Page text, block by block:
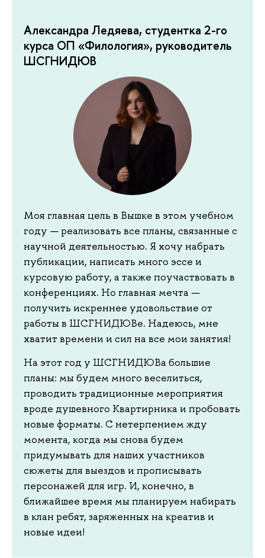
Александра Ледяева, студентка 2-го
курса ОП «Филология», руководитель
ШСГНИДЮВ
Моя главная цель в Вышке в этом учебном
году — реализовать все планы, связанные с
научной деятельностью. Я хочу набрать
публикации, написать много эссе и
курсовую работу, а также поучаствовать в
конференциях. Но главная мечта —
получить искреннее удовольствие от
работы в ШСГНИДЮВе. Надеюсь, мне
хватит времени и сил на все мои занятия!
На этот год у ШСГНИДЮВа большие
планы: мы будем много веселиться,
проводить традиционные мероприятия
вроде душевного Квартирника и пробовать
новые форматы. С нетерпением жду
момента, когда мы снова будем
придумывать для наших участников
сюжеты для выездов и прописывать
персонажей для игр. И, конечно, в
ближайшее время мы планируем набирать
в клан ребят, заряженных на креатив и
новые идеи!